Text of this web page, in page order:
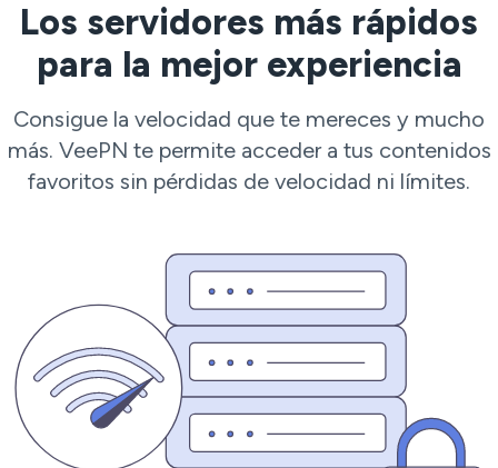
Los servidores más rápidos
para la mejor experiencia
Consigue la velocidad que te mereces y mucho
más. VeePN te permite acceder a tus contenidos
favoritos sin pérdidas de velocidad ni límites.